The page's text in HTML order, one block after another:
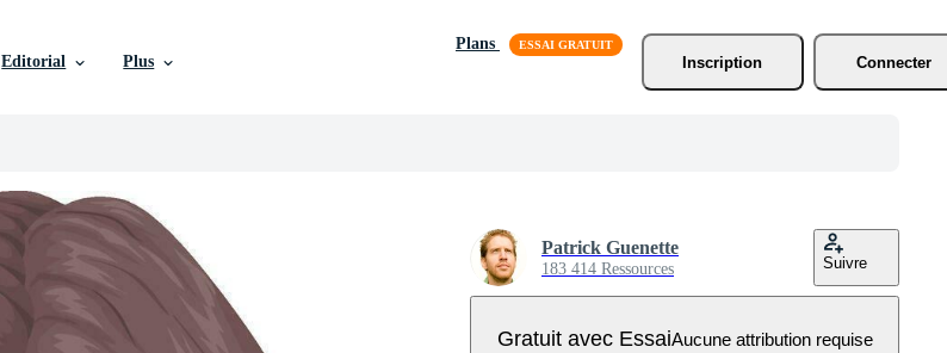
Editorial Plus
Plans
Inscription
Connecter
Patrick Guenette
183 414 Ressources Suivre
Gratuit avec EssaiAucune attribution requise